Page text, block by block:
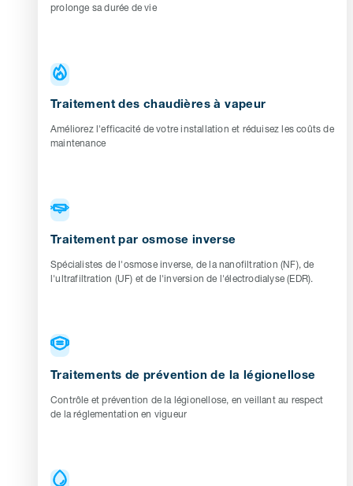
prolonge sa durée de vie
Traitement des chaudières à vapeur
Améliorez l'efficacité de votre installation et réduisez les coûts de
maintenance
Traitement par osmose inverse
Spécialistes de l'osmose inverse, de la nanofiltration (NF), de
l'ultrafiltration (UF) et de l'inversion de l'électrodialyse (EDR).
Traitements de prévention de la légionellose
Contrôle et prévention de la légionellose, en veillant au respect
de la réglementation en vigueur